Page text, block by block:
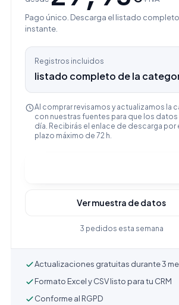
Pago único. Descarga el listado
instante.
Registros incluidos
listado completo de la
Al comprar revisamos y actualizamos la
con nuestras fuentes para que los datos
día. Recibirás el enlace de descarga por
plazo máximo de 72 h.
Ver muestra de datos
3 pedidos esta semana
Actualizaciones gratuitas durante 3
Formato Excel y CSV listo para tu CRM
Conforme al RGPD